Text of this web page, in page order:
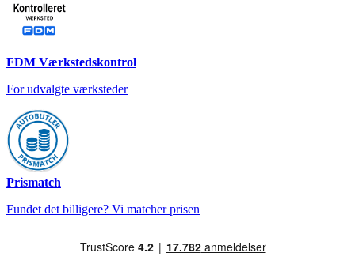
FDM Værkstedskontrol
For udvalgte værksteder
Prismatch
Fundet det billigere? Vi matcher prisen